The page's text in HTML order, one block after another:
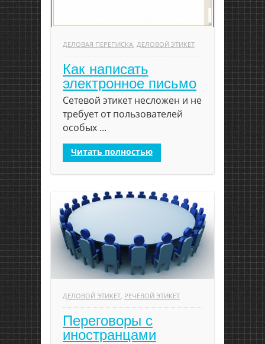
ДЕЛОВАЯ ПЕРЕПИСКА ДЕЛОВОЙ ЭТИКЕТ
Как написать
электронное письмо
Сетевой этикет несложен и не
требует от пользователей
особых ...
Читать полностью
ДЕЛОВОЙ ЭТИКЕТ РЕЧЕВОЙ ЭТИКЕТ
Переговоры с
иностранцами